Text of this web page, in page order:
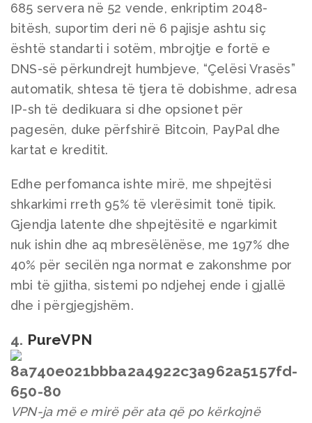
685 servera në 52 vende, enkriptim 2048-
bitësh, suportim deri në 6 pajisje ashtu siç
është standarti i sotëm, mbrojtje e fortë e
DNS-së përkundrejt humbjeve, “Çelësi Vrasës”
automatik, shtesa të tjera të dobishme, adresa
IP-sh të dedikuara si dhe opsionet për
pagesën, duke përfshirë Bitcoin, PayPal dhe
kartat e kreditit.
Edhe perfomanca ishte mirë, me shpejtësi
shkarkimi rreth 95% të vlerësimit tonë tipik.
Gjendja latente dhe shpejtësitë e ngarkimit
nuk ishin dhe aq mbresëlënëse, me 197% dhe
40% për secilën nga normat e zakonshme por
mbi të gjitha, sistemi po ndjehej ende i gjallë
dhe i përgjegjshëm.
4. PureVPN
VPN-ja më e mirë për ata që po kërkojnë